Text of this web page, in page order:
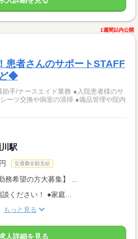
1週間以内公開
患者さんのサポートSTAFF
◆
スエイド業務 ●入院患者様のサ
ーツ交換や病室の清掃 ●備品管理や院内
駅
交通費全額支給
務希望の方大募集】 ...
ください！ ●家庭...
もっと見る
人詳細を見る